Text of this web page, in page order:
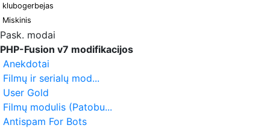
klubogerbejas
Miskinis
Pask. modai
PHP-Fusion v7 modifikacijos
Anekdotai
Filmų ir serialų mod...
User Gold
Filmų modulis (Patobu...
Antispam For Bots